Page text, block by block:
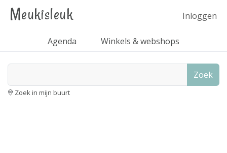
Meukisleuk Inloggen
Agenda Winkels & webshops
Zoek
Zoek in mijn buurt